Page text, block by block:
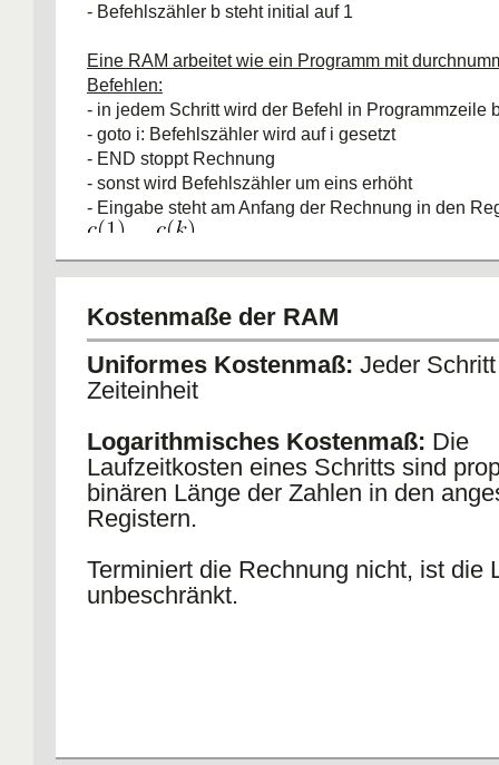
- Befehlszähler b steht initial auf 1
Eine RAM arbeitet wie ein Programm mit
Befehlen:
- in jedem Schritt wird der Befehl in Programmzeile
- goto i: Befehlszähler wird auf i gesetzt
- END stoppt Rechnung
- sonst wird Befehlszähler um eins erhöht
- Eingabe steht am Anfang der Rechnung in den
RAM berechnet Funktion
Kostenmaße der RAM
Uniformes Kostenmaß: Jeder
Zeiteinheit
Logarithmisches Kostenmaß: Die
Laufzeitkosten eines Schritts sind
binären Länge der Zahlen in den
Registern.
Terminiert die Rechnung nicht, ist die
unbeschränkt.